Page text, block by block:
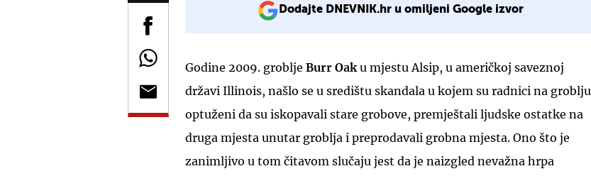
Dodajte DNEVNIK.hr u omiljeni Google izvor
Godine 2009. groblje Burr Oak u mjestu Alsip, u američkoj saveznoj
državi Illinois, našlo se u središtu skandala u kojem su radnici na groblju
optuženi da su iskopavali stare grobove, premještali ljudske ostatke na
druga mjesta unutar groblja i preprodavali grobna mjesta. Ono što je
zanimljivo u tom čitavom slučaju jest da je naizgled nevažna hrpa